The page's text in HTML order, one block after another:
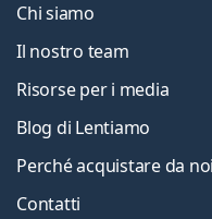
Chi siamo
Il nostro team
Risorse per i media
Blog di Lentiamo
Perché acquistare da
Contatti